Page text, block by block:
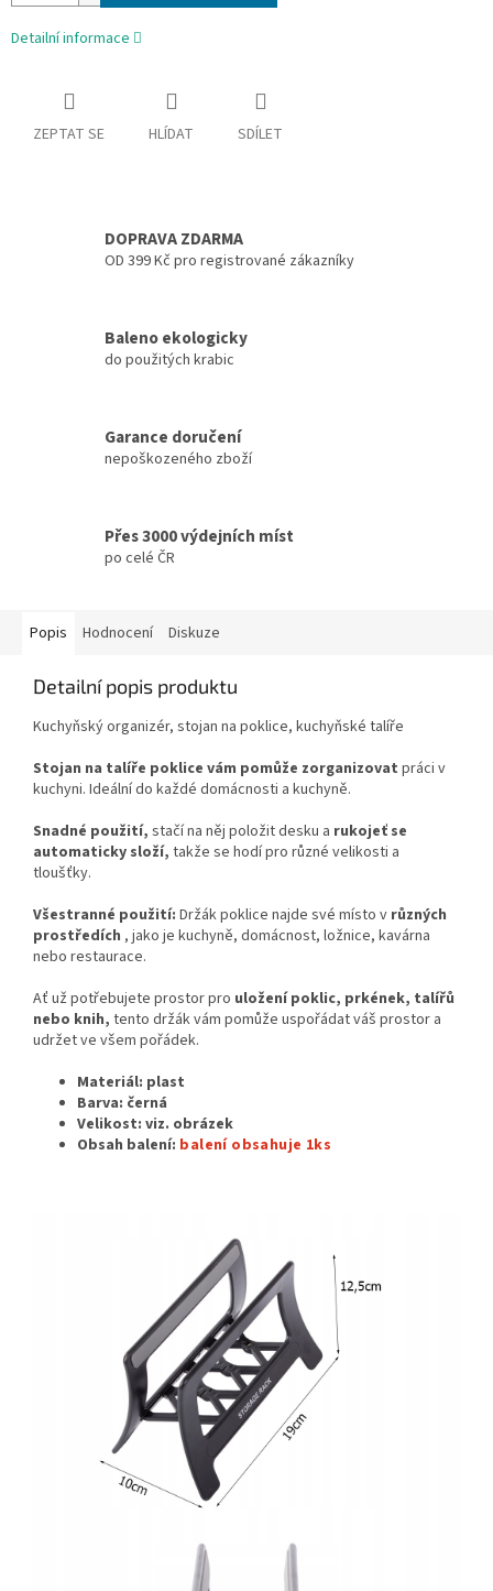
Detailní informace
ZEPTAT SE HLÍDAT SDÍLET
DOPRAVA ZDARMA
OD 399 Kč pro registrované zákazníky
Baleno ekologicky
do použitých krabic
Garance doručení
nepoškozeného zboží
Přes 3000 výdejních míst
po celé ČR
Popis Hodnocení Diskuze
Detailní popis produktu
Kuchyňský organizér, stojan na poklice, kuchyňské talíře
Stojan na talíře poklice vám pomůže zorganizovat práci v
kuchyni. Ideální do každé domácnosti a kuchyně.
Snadné použití, stačí na něj položit desku a rukojeť se
automaticky složí, takže se hodí pro různé velikosti a
tloušťky.
Všestranné použití: Držák poklice najde své místo v různých
prostředích , jako je kuchyně, domácnost, ložnice, kavárna
nebo restaurace.
Ať už potřebujete prostor pro uložení poklic, prkének, talířů
nebo knih, tento držák vám pomůže uspořádat váš prostor a
udržet ve všem pořádek.
Materiál: plast
Barva: černá
Velikost: viz. obrázek
Obsah balení: balení obsahuje 1ks